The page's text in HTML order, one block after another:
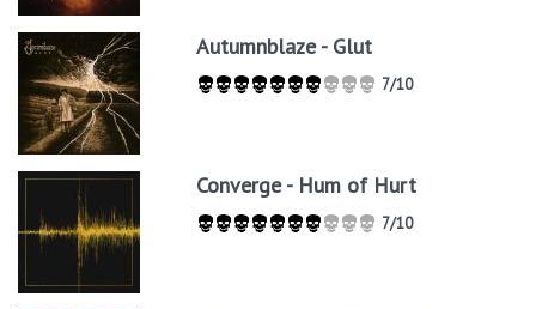
Autumnblaze - Glut
7/10
Converge - Hum of Hurt
7/10